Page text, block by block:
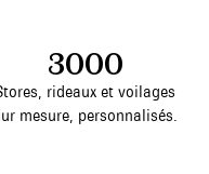
3000
rideaux et voilages
mesure, personnalisés.